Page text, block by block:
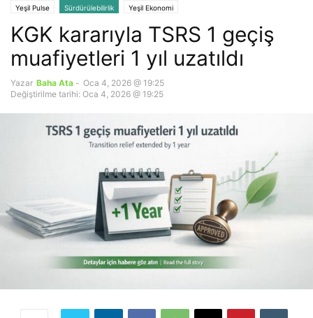
Yeşil Pulse Sürdürülebilirlik Yeşil Ekonomi
KGK kararıyla TSRS 1 geçiş
muafiyetleri 1 yıl uzatıldı
Yazar Baha Ata - Oca 4, 2026 @ 19:25
Değiştirilme tarihi: Oca 4, 2026 @ 19:25